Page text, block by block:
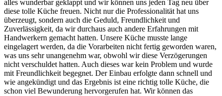
alles wunderbar geklappt und wir können uns jeden Tag neu über
diese tolle Küche freuen. Nicht nur die Professionalität hat uns
überzeugt, sondern auch die Geduld, Freundlichkeit und
Zuverlässigkeit, da wir durchaus auch andere Erfahrungen mit
Handwerkern gemacht hatten. Unsere Küche musste lange
eingelagert werden, da die Vorarbeiten nicht fertig geworden waren,
was uns sehr unangenehm war, obwohl wir diese Verzögerungen
nicht verschuldet hatten. Auch dieses war kein Problem und wurde
mit Freundlichkeit begegnet. Der Einbau erfolgte dann schnell und
wie angekündigt und das Ergebnis ist eine richtig tolle Küche, die
schon viel Bewunderung hervorgerufen hat. Wir können das